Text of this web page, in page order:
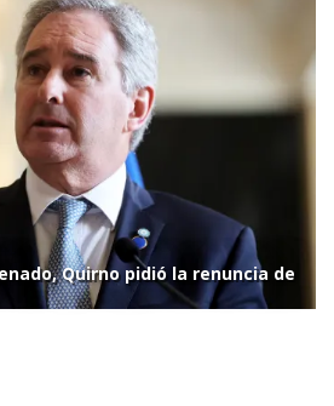
Quirno pidió la renuncia de